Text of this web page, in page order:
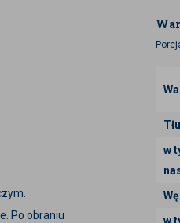
Po obraniu
w